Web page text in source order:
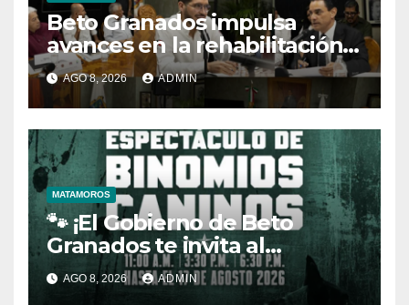
Beto Granados impulsa
avances en la rehabilitación
del drenaje y fortalecimiento
de la JAD
AGO 8, 2026 ADMIN
MATAMOROS
🐾 ¡El Gobierno de Beto
Granados te invita al
espectáculo de Binomios
Caninos!
AGO 8, 2026 ADMIN